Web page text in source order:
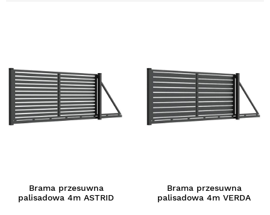
Brama przesuwna
palisadowa 4m ASTRID
Brama przesuwna
palisadowa 4m VERDA